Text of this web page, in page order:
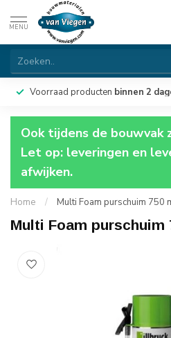
MENU
Voorraad producten binnen 2
Ook tijdens de bouwvak
Let op: leveringen en
afwijken.
Home / Multi Foam purschuim 750
Multi Foam purschuim